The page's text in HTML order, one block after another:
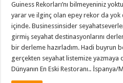
Guiness Rekorları’nı bilmeyeniniz
yarar ve ilginç olan epey rekor da yok
içinde. Businessinsider
girmiş seyahat destinasyonlarını
bir derleme hazırladım. Hadi buyrun
gerçekten seyahat listemize yazmaya
Dünyanın En Eski Restoranı..